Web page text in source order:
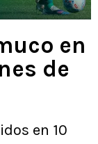
en
de
en 10